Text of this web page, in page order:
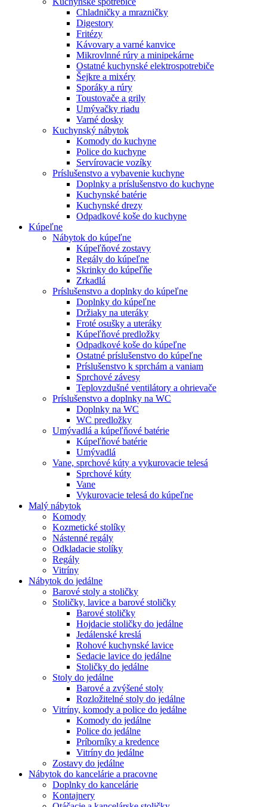
Chladničky a mrazničky
Digestory
Fritézy
Kávovary a varné kanvice
Mikrovlnné rúry a minipekárne
Ostatné kuchynské elektrospotrebiče
Šejkre a mixéry
Sporáky a rúry
Toustovače a grily
Umývačky riadu
Varné dosky
Kuchynský nábytok
Komody do kuchyne
Police do kuchyne
Servírovacie vozíky
Príslušenstvo a vybavenie kuchyne
Doplnky a príslušenstvo do kuchyne
Kuchynské batérie
Kuchynské drezy
Odpadkové koše do kuchyne
Kúpeľne
Nábytok do kúpeľne
Kúpeľňové zostavy
Regály do kúpeľne
Skrinky do kúpeľňe
Zrkadlá
Príslušenstvo a doplnky do kúpeľne
Doplnky do kúpeľne
Držiaky na uteráky
Froté osušky a uteráky
Kúpeľňové predložky
Odpadkové koše do kúpeľne
Ostatné príslušenstvo do kúpeľne
Príslušenstvo k sprchám a vaniam
Sprchové závesy
Teplovzdušné ventilátory a ohrievače
Príslušenstvo a doplnky na WC
Doplnky na WC
WC predložky
Umývadlá a kúpeľňové batérie
Kúpeľňové batérie
Umývadlá
Vane, sprchové kúty a vykurovacie telesá
Sprchové kúty
Vane
Vykurovacie telesá do kúpeľne
Malý nábytok
Komody
Kozmetické stolíky
Nástenné regály
Odkladacie stolíky
Regály
Vitríny
Nábytok do jedálne
Barové stoly a stoličky
Stoličky, lavice a barové stoličky
Barové stoličky
Hojdacie stoličky do jedálne
Jedálenské kreslá
Rohové kuchynské lavice
Sedacie lavice do jedálne
Stoličky do jedálne
Stoly do jedálne
Barové a zvýšené stoly
Rozložitelné stoly do jedálne
Vitríny, komody a police do jedálne
Komody do jedálne
Police do jedálne
Príborníky a kredence
Vitríny do jedálne
Zostavy do jedálne
Nábytok do kancelárie a pracovne
Doplnky do kancelárie
Kontajnery